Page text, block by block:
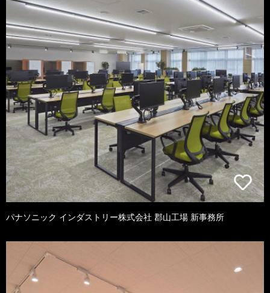
パナソニック インダストリー株式会社 郡山工場 新事務所